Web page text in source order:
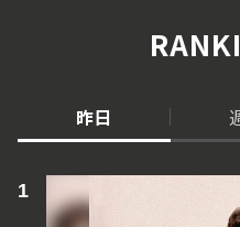
昨日